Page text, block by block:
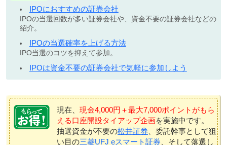
IPOにおすすめの証券会社
IPOの当選回数が多い証券会社や、資金不要の証券会社などの
紹介。
IPOの当選確率を上げる方法
IPO当選のコツを抑えて参加。
IPOは資金不要の証券会社で気軽に参加しよう
現在、 現金4,000円＋最大7,000ポイントがもら
える口座開設タイアップ企画を実施中です。
抽選資金が不要の松井証券 、委託幹事として狙
い目の三菱UFJ eスマート証券 、そして落選し